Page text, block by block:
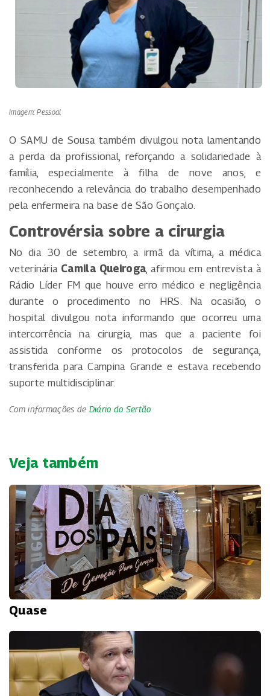
Imagem: Pessoal
O SAMU de Sousa também divulgou nota lamentando
a perda da profissional, reforçando a solidariedade à
família, especialmente à filha de nove anos, e
reconhecendo a relevância do trabalho desempenhado
pela enfermeira na base de São Gonçalo.
Controvérsia sobre a cirurgia
No dia 30 de setembro, a irmã da vítima, a médica
veterinária Camila Queiroga , afirmou em entrevista à
Rádio Líder FM que houve erro médico e negligência
durante o procedimento no HRS. Na ocasião, o
hospital divulgou nota informando que ocorreu uma
intercorrência na cirurgia, mas que a paciente foi
assistida conforme os protocolos de segurança,
transferida para Campina Grande e estava recebendo
suporte multidisciplinar.
Com informações de Diário do Sertão
Veja também
Quase